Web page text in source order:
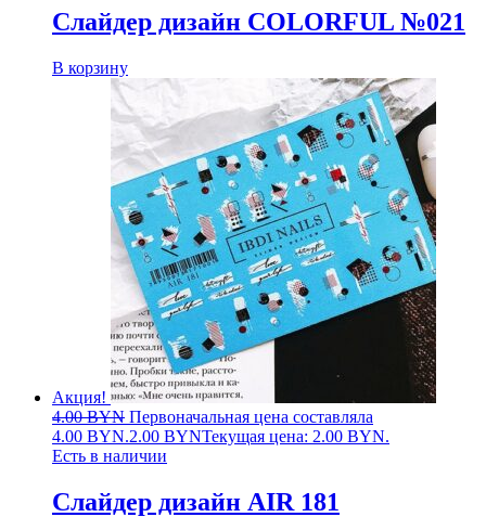
Слайдер дизайн COLORFUL №021
В корзину
Акция!
4.00BYN Первоначальная цена составляла
4.00 BYN.2.00 BYNТекущая цена: 2.00 BYN.
Есть в наличии
Слайдер дизайн AIR 181